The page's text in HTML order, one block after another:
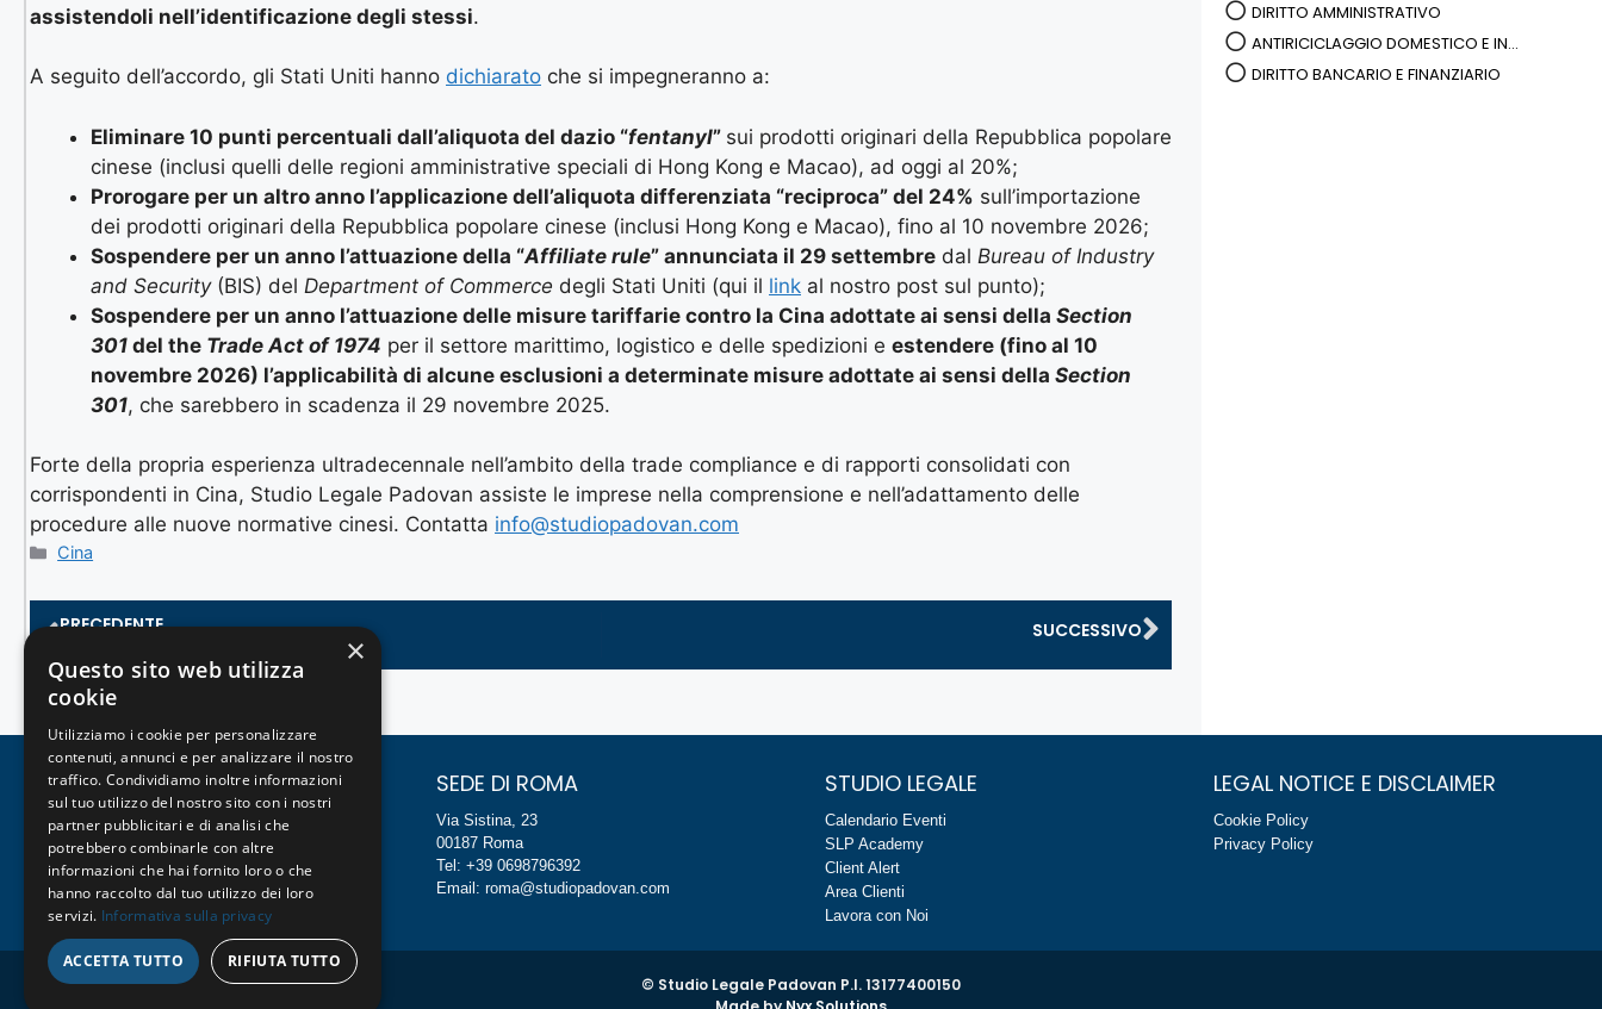
assistendoli nell’identificazione degli stessi.
A seguito dell’accordo, gli Stati Uniti hanno dichiarato che si impegneranno a:
Eliminare 10 punti percentuali dall’aliquota del dazio “fentanyl” sui prodotti originari della Repubblica popolare
cinese (inclusi quelli delle regioni amministrative speciali di Hong Kong e Macao), ad oggi al 20%;
Prorogare per un altro anno l’applicazione dell’aliquota differenziata “reciproca” del 24% sull’importazione
dei prodotti originari della Repubblica popolare cinese (inclusi Hong Kong e Macao), fino al 10 novembre 2026;
Sospendere per un anno l’attuazione della “Affiliate rule” annunciata il 29 settembre dal Bureau of Industry
and Security(BIS) del Department of Commerce degli Stati Uniti (qui il link al nostro post sul punto);
Sospendere per un anno l’attuazione delle misure tariffarie contro la Cina adottate ai sensi della Section
301 del the Trade Act of 1974 per il settore marittimo, logistico e delle spedizioni e estendere (fino al 10
novembre 2026) l’applicabilità di alcune esclusioni a determinate misure adottate ai sensi della Section
301, che sarebbero in scadenza il 29 novembre 2025.
Forte della propria esperienza ultradecennale nell’ambito della trade compliance e di rapporti consolidati con
corrispondenti in Cina, Studio Legale Padovan assiste le imprese nella comprensione e nell’adattamento delle
procedure alle nuove normative cinesi. Contatta info@studiopadovan.com
Cina
PRECEDENTE SUCCESSIVO
DIRITTO AMMINISTRATIVO
ANTIRICICLAGGIO DOMESTICO E IN...
DIRITTO BANCARIO E FINANZIARIO
SEDE DI MILANO
Foro Buonaparte, 54
20121 Milano
Tel: +39 024814994
Email: milano@studiopadovan.com
SEDE DI ROMA
Via Sistina, 23
00187 Roma
Tel: +39 0698796392
Email: roma@studiopadovan.com
STUDIO LEGALE
Calendario Eventi
SLP Academy
Client Alert
Area Clienti
Lavora con Noi
LEGAL NOTICE E DISCLAIMER
Cookie Policy
Privacy Policy
© Studio Legale Padovan P.I. 13177400150
×
Questo sito web utilizza
cookie
Utilizziamo i cookie per personalizzare
contenuti, annunci e per analizzare il nostro
traffico. Condividiamo inoltre informazioni
sul tuo utilizzo del nostro sito con i nostri
partner pubblicitari e di analisi che
potrebbero combinarle con altre
informazioni che hai fornito loro o che
hanno raccolto dal tuo utilizzo dei loro
servizi. Informativa sulla privacy
ACCETTA TUTTO RIFIUTA TUTTO